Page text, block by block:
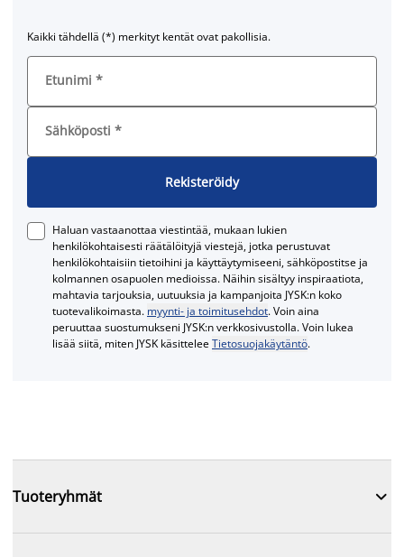
Kaikki tähdellä (*) merkityt kentät ovat pakollisia.
Etunimi *
Sähköposti *
Rekisteröidy
Haluan vastaanottaa viestintää, mukaan lukien
henkilökohtaisesti räätälöityjä viestejä, jotka perustuvat
henkilökohtaisiin tietoihini ja käyttäytymiseeni, sähköpostitse ja
kolmannen osapuolen medioissa. Näihin sisältyy inspiraatiota,
mahtavia tarjouksia, uutuuksia ja kampanjoita JYSK:n koko
tuotevalikoimasta. myynti- ja toimitusehdot. Voin aina
peruuttaa suostumukseni JYSK:n verkkosivustolla. Voin lukea
lisää siitä, miten JYSK käsitteleeTietosuojakäytäntö.
Tuoteryhmät 